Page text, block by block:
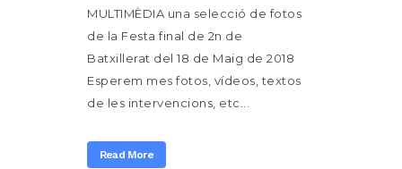
MULTIMÈDIA una selecció de fotos
de la Festa final de 2n de
Batxillerat del 18 de Maig de 2018
Esperem mes fotos, vídeos, textos
de les intervencions, etc...
Read More